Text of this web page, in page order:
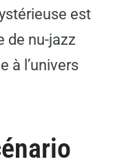
est
de nu-jazz
à l’univers